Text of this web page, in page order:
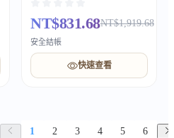
NT$831.68NT$1,919.68
安全結帳
快速查看
1 2 3 4 5 6